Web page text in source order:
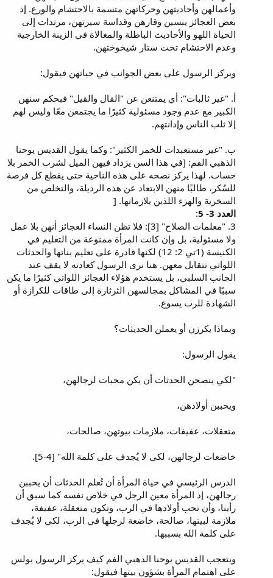
وأعمالهن وأحاديثهن وحركاتهن متسمة بالاحتشام والورع. إذ
بعض العجائز ينسين وقارهن وقداسة سيرتهن، مرتدات إلى
الحياة اللهو والأحاديث الباطلة والمغالاة في الزينة الخارجية
وعدم الاحتشام تحت ستار شيخوختهن.
ويركز الرسول على بعض الجوانب في حياتهن فيقول:
أ. "غير ثالبات": أي يمتنعن عن "القال والقيل" فبحكم سنهن
الكبير مع عدم وجود مسئولية كثيرًا ما يجتمعن معًا وليس لهم
إلا ثلب الناس وإدانتهم.
ب. "غير مستعبدات للخمر الكثير": وكما يقول القديس يوحنا
الذهبي الفم: [في هذا السن يزداد فيهن الميل لشرب الخمر بلا
حساب. لهذا يركز نصحه على هذه الناحية حتى يقطع كل فرصة
للسُكر، طالبًا منهن الابتعاد عن هذه الرذيلة، والتخلص من
السخرية والهزء اللذين يلازمانها. [
العدد 3- 5
:
3. "معلمات الصلاح" [3]: فلا تظن النساء العجائز أنهن بلا عمل
ولا مسئولية، بل وإن كانت المرأة ممنوعة من التعليم في
الكنيسة (1تي 2: 12) لكنها قادرة على تعليم بناتها والحدثات
اللواتي تتقابل معهن. هنا نرى الرسول كعادته لا يقف عند
الجانب السلبي، بل يستخدم هؤلاء العجائز اللواتي كثيرًا ما يكن
سببًا في المشاكل بمجالسهن الثرثارة إلى طاقات للكرازة أو
الشهادة للرب يسوع.
وبماذا يكرزن أو يعملن الحديثات؟
يقول الرسول:
"لكي ينصحن الحدثات أن يكن محبات لرجالهن،
ويحببن أولادهن،
متعقلات، عفيفات، ملازمات بيوتهن، صالحات،
خاضعات لرجالهن، لكي لا يُجدف على كلمة الله" [4-5].
الدرس الرئيسي في حياة المرأة أن تُعلم الحدثات أن يحببن
رجالهن، إذ المرأة معين الرجل في خلاص نفسه كما سبق أن
رأينا، وأن تحب أولادها في الرب، وتكون متعقلة، عفيفة،
ملازمة لبيتها، صالحة، خاضعة لرجلها في الرب، لكي لا يُجدف
على كلمة الله بسببها.
ويتعجب القديس يوحنا الذهبي الفم كيف يركز الرسول بولس
على اهتمام المرأة بشؤون بيتها فيقول: